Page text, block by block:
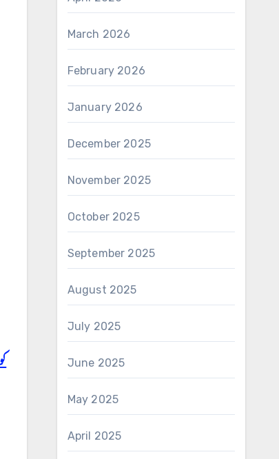
March 2026
February 2026
January 2026
December 2025
November 2025
October 2025
September 2025
August 2025
July 2025
June 2025
May 2025
April 2025